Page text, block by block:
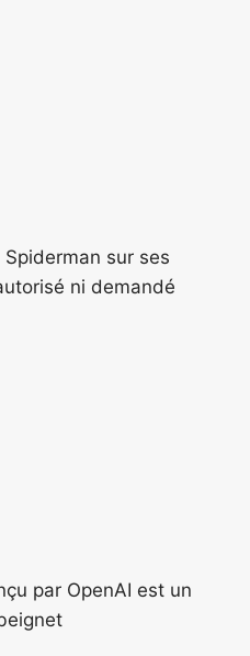
sur ses
ni demandé
par OpenAI est un